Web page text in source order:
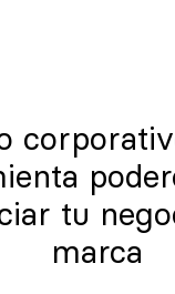
tu
marca